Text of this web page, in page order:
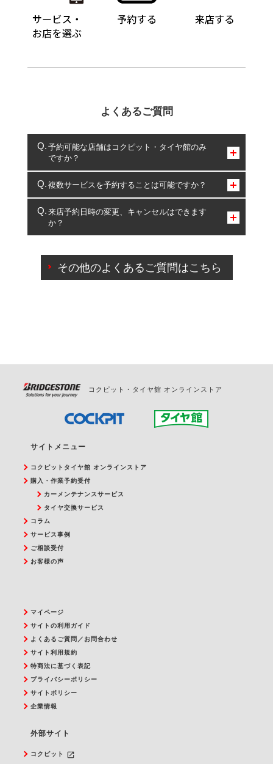
よくあるご質問
予約可能な店舗はコクピット・タイヤ館のみ
ですか？
コクピット・タイヤ館のみとなります。
複数サービスを予約することは可能ですか？
複数サービスのご予約は可能です。
一部の商品・サービスの組み合わせに限り、同時にご予約が
出来ないものもございます。
来店予約日時の変更、キャンセルはできます
か？
ご来店予約日の3営業日前を過ぎている場合のご予約
の日時変更につきましては、直接ご予約の店舗まで
その他のよくあるご質問はこちら
コクピット・タイヤ館 オンラインストア
サイトメニュー
コクピットタイヤ館 オンラインストア
購入・作業予約受付
カーメンテナンスサービス
タイヤ交換サービス
コラム
サービス事例
ご相談受付
お客様の声
マイページ
サイトの利用ガイド
よくあるご質問／お問合わせ
サイト利用規約
特商法に基づく表記
プライバシーポリシー
サイトポリシー
企業情報
外部サイト
コクピット
launch